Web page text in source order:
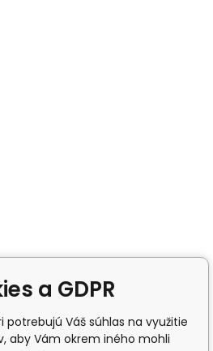
a GDPR
potrebujú Váš súhlas na využitie
aby Vám okrem iného mohli